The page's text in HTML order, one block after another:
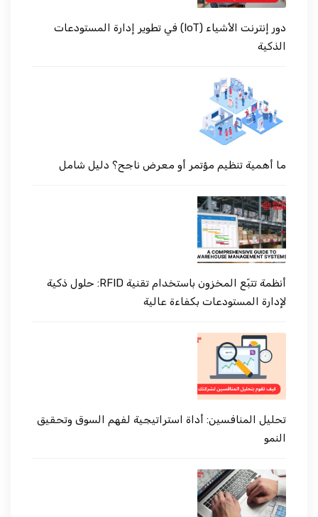
دور إنترنت الأشياء (IoT) في تطوير إدارة المستودعات
الذكية
ما أهمية تنظيم مؤتمر أو معرض ناجح؟ دليل شامل
أنظمة تتبّع المخزون باستخدام تقنية RFID: حلول ذكية
لإدارة المستودعات بكفاءة عالية
تحليل المنافسين: أداة استراتيجية لفهم السوق وتحقيق
النمو